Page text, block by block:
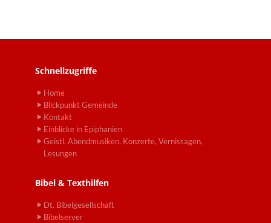
Schnellzugriffe
Home
Blickpunkt Gemeinde
Kontakt
Einblicke in Epiphanien
Geistl. Abendmusiken, Konzerte, Vernissagen,
Lesungen
Bibel & Texthilfen
Dt. Bibelgesellschaft
Bibelserver